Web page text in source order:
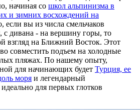
начиная со школ альпинизма в
и зимних восхождений на
если вы из числа смельчаков
с дивана - на вершину горы, то
взгляд на Ближний Восток. Этот
совместить подъем на холодные
пляжах. По нашему опыту,
для начинающих будет Турция, ее
моря и легендарный
для первых глотков